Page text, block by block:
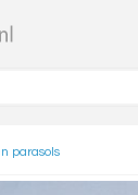
parasols